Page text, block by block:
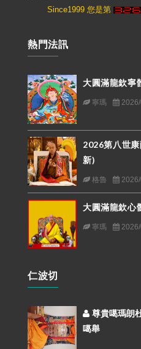
Since1999 您是第
熱門法訊
大圓滿龍欽寧
寧瑪
2026第八世
新)
格魯
大圓滿龍欽心
寧瑪
仁波切
尊貴噶瑪朗
噶舉